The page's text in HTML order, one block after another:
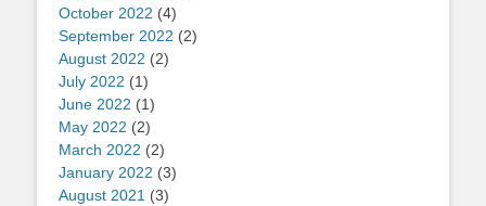
October 2022 (4)
September 2022 (2)
August 2022 (2)
July 2022 (1)
June 2022 (1)
May 2022 (2)
March 2022 (2)
January 2022 (3)
August 2021 (3)